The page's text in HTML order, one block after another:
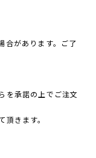
合があります。ご了
を承諾の上でご注文
頂きます。